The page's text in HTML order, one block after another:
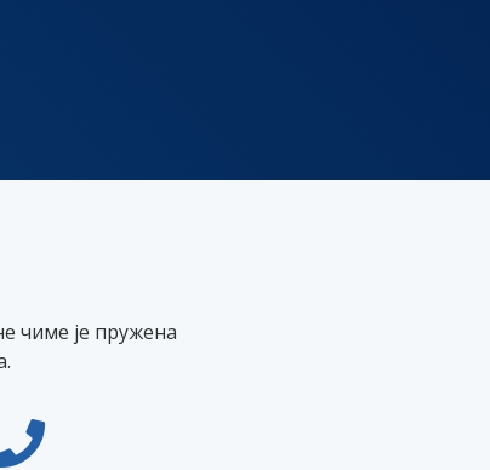
чиме је пружена